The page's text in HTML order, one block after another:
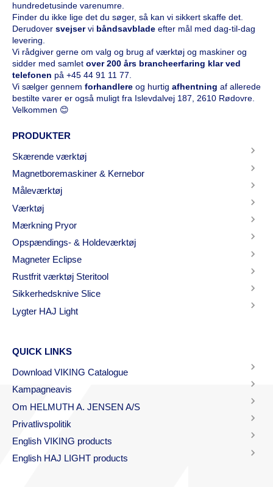
hundredetusinde varenumre.
Finder du ikke lige det du søger, så kan vi sikkert skaffe det.
Derudover svejservi båndsavblade efter mål med dag-til-dag
levering.
Vi rådgiver gerne om valg og brug af værktøj og maskiner og
sidder med samlet over 200 års brancheerfaring klar ved
telefonen på +45 44 91 11 77
Vi sælger gennem forhandlere og hurtig afhentning af allerede
bestilte varer er også muligt fra Islevdalvej 187, 2610 Rødovre.
Velkommen 😊
PRODUKTER
Skærende værktøj
Magnetboremaskiner & Kernebor
Måleværktøj
Værktøj
Mærkning Pryor
Opspændings- & Holdeværktøj
Magneter Eclipse
Rustfrit værktøj Steritool
Sikkerhedsknive Slice
Lygter HAJ Light
QUICK LINKS
Download VIKING Catalogue
Kampagneavis
Om HELMUTH A. JENSEN A/S
Privatlivspolitik
English VIKING products
English HAJ LIGHT products